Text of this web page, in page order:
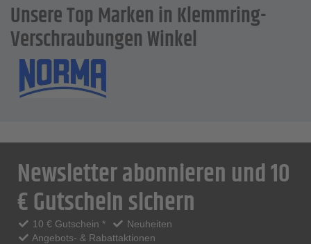
Unsere Top Marken in Klemmring-
Verschraubungen Winkel
Newsletter abonnieren und 10
€ Gutschein sichern
10 € Gutschein *
Neuheiten
Angebots- & Rabattaktionen